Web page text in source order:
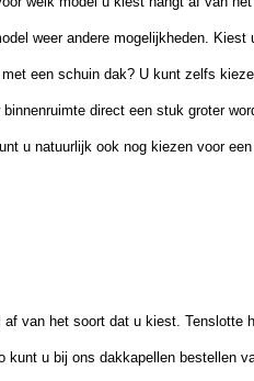
weer andere mogelijkheden. Kiest
een schuin dak? U kunt zelfs
direct een stuk groter
u natuurlijk ook nog kiezen voor
af van het soort dat u kiest. Tenslotte
kunt u bij ons dakkapellen bestellen